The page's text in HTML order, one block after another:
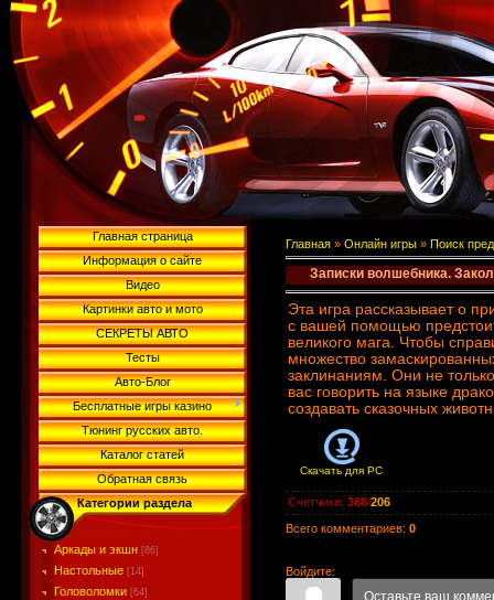
Главная страница
Информация о сайте
Видео
Картинки авто и мото
СЕКРЕТЫ АВТО
Тесты
Авто-Блог
Бесплатные игры казино
Тюнинг русских авто.
Каталог статей
Обратная связь
Категории раздела
Аркады и экшн [86]
Настольные [14]
Головоломки [64]
Главная » Онлайн игры » Поиск
Записки волшебника.
Эта игра рассказывает о
с вашей помощью
великого мага. Чтобы
множество
заклинаниям. Они не
вас говорить на языке
создавать сказочных
Скачать для PC
Счетчики: 388/206
Всего комментариев: 0
Войдите: